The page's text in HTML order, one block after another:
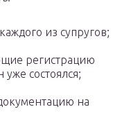
из супругов;
регистрацию
состоялся;
на